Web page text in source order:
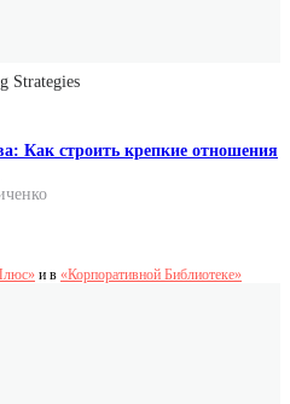
Strategies
Как строить крепкие отношения
и в «Корпоративной Библиотеке»